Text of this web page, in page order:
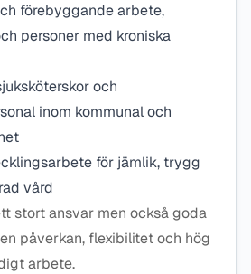
förebyggande arbete,
personer med kroniska
och
inom kommunal och
för jämlik, trygg
vård
stort ansvar men också goda
påverkan, flexibilitet och hög
arbete.